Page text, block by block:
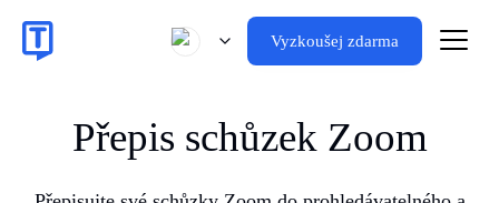
Vyzkoušej zdarma
Přepis schůzek Zoom